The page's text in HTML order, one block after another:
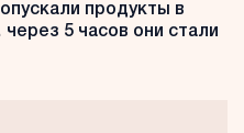
продукты в
5 часов они стали